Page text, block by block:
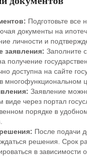
Подготовьте все
документы на
личности и
заявления: Заполните
получение
доступна на сайте
многофункциональном
Заявление
виде через портал
порядке в
После подачи
решения. Срок
в зависимости